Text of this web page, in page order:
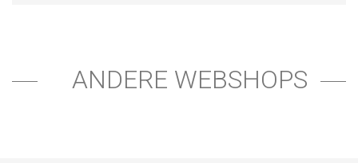
ANDERE WEBSHOPS